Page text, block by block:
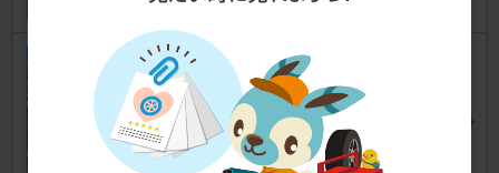
オイル交換
除雪機
R-starさん
5